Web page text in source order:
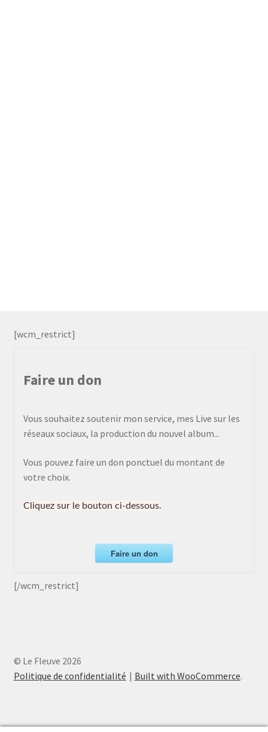
[wcm_restrict]
Faire un don
Vous souhaitez soutenir mon service, mes Live sur les
réseaux sociaux, la production du nouvel album...
Vous pouvez faire un don ponctuel du montant de
votre choix.
Cliquez sur le bouton ci-dessous.
Faire un don
[/wcm_restrict]
© Le Fleuve 2026
Politique de confidentialité
Built with WooCommerce.